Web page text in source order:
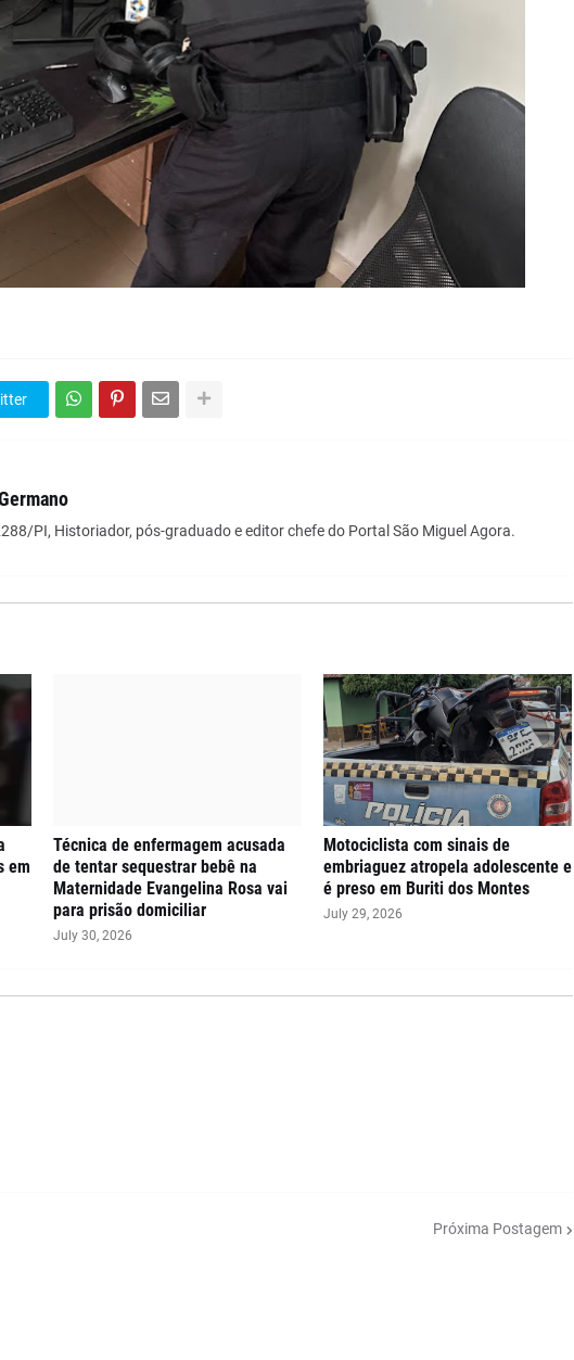
PI, Historiador, pós-graduado e editor chefe do Portal São Miguel Agora.
em
Técnica de enfermagem acusada
de tentar sequestrar bebê na
Maternidade Evangelina Rosa vai
para prisão domiciliar
July 30, 2026
Motociclista com sinais de
embriaguez atropela adolescente e
é preso em Buriti dos Montes
July 29, 2026
Próxima Postagem